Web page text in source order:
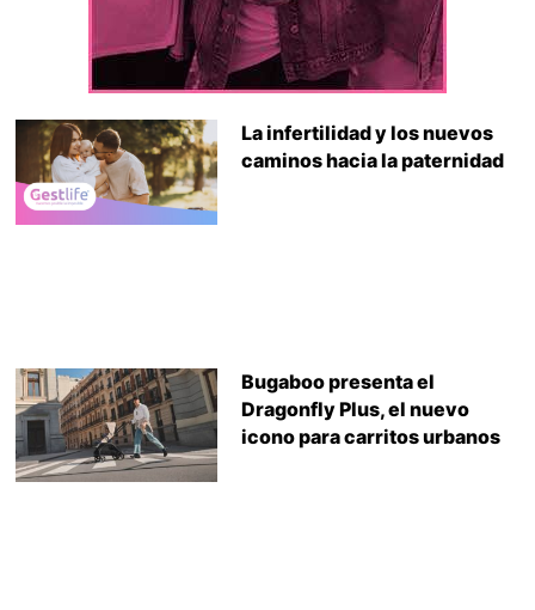
La infertilidad y los nuevos
caminos hacia la paternidad
Bugaboo presenta el
Dragonfly Plus, el nuevo
icono para carritos urbanos